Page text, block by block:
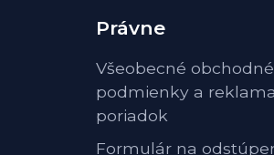
Právne
Všeobecné obchodné
podmienky a
poriadok
Formulár na